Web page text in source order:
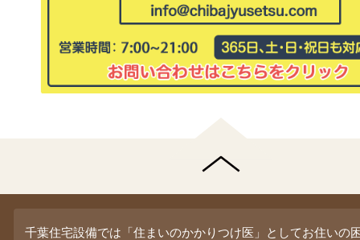
千葉住宅設備では「住まいのかかりつけ医」としてお住いの